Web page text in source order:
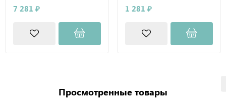
7 281 ₽ 1 281 ₽
Просмотренные товары